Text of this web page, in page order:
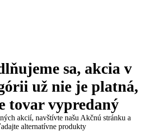
sa, akcia v
už nie je platná,
tovar vypredaný
akcií, navštívte našu Akčnú stránku a
alternatívne produkty